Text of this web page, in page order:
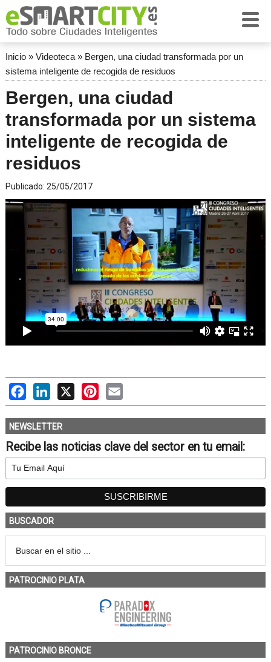
Inicio» Videoteca» Bergen, una ciudad transformada por un
sistema inteligente de recogida de residuos
Bergen, una ciudad
transformada por un sistema
inteligente de recogida de
residuos
Publicado: 25/05/2017
FacebookLinkedIn
X PinterestEmail
NEWSLETTER
Recibe las noticias clave del sector en tu email:
BUSCADOR
PATROCINIO PLATA
PATROCINIO BRONCE